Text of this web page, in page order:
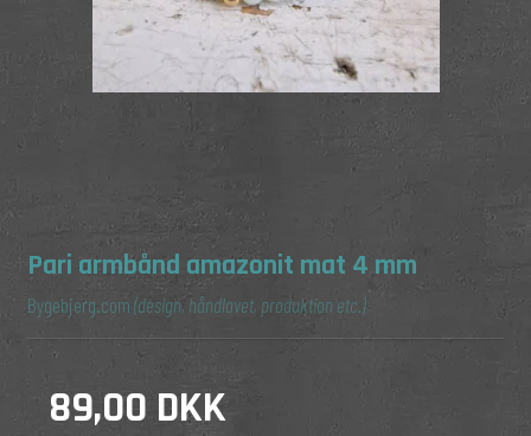
Pari armbånd amazonit mat 4 mm
Bygebjerg.com(design, håndlavet, produktion etc.)
89,00 DKK